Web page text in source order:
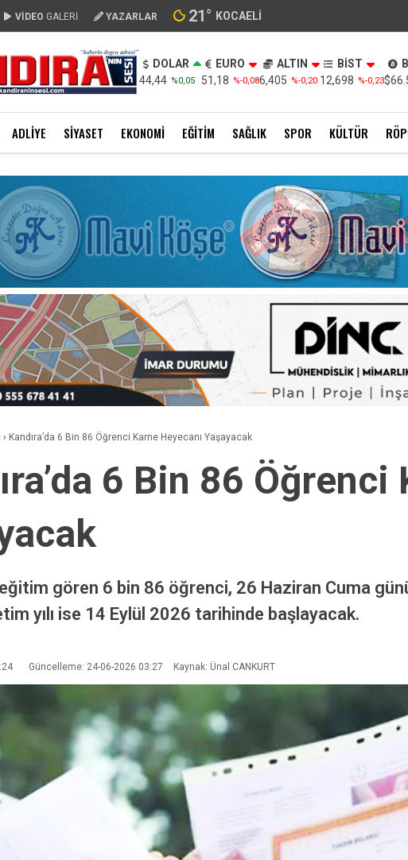
VİDEO GALERİ YAZARLAR 21° KOCAELI
DOLAR
44,44 %0,05
EURO
51,18 %-0,08
ALTIN
6,405 %-0,20
BİST
12,698 %-0,23
ADLIYE SIYASET EKONOMI EĞITIM SAĞLIK SPOR KÜLTÜR
› Kandıra’da 6 Bin 86 Öğrenci Karne Heyecanı Yaşayacak
6 Bin 86 Öğrenci
eğitim gören 6 bin 86 öğrenci, 26 Haziran Cuma
yılı ise 14 Eylül 2026 tarihinde başlayacak.
Güncelleme: 24-06-2026 03:27 Kaynak: Ünal CANKURT